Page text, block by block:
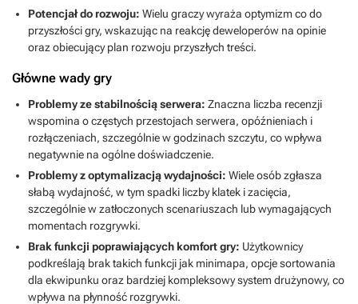
Potencjał do rozwoju: Wielu graczy wyraża optymizm co do
przyszłości gry, wskazując na reakcję deweloperów na opinie
oraz obiecujący plan rozwoju przyszłych treści.
Główne wady gry
Problemy ze stabilnością serwera: Znaczna liczba recenzji
wspomina o częstych przestojach serwera, opóźnieniach i
rozłączeniach, szczególnie w godzinach szczytu, co wpływa
negatywnie na ogólne doświadczenie.
Problemy z optymalizacją wydajności: Wiele osób zgłasza
słabą wydajność, w tym spadki liczby klatek i zacięcia,
szczególnie w zatłoczonych scenariuszach lub wymagających
momentach rozgrywki.
Brak funkcji poprawiających komfort gry: Użytkownicy
podkreślają brak takich funkcji jak minimapa, opcje sortowania
dla ekwipunku oraz bardziej kompleksowy system drużynowy, co
wpływa na płynność rozgrywki.